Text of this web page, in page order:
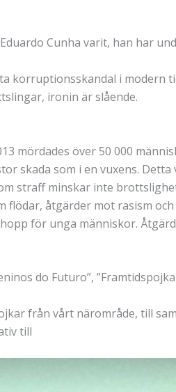
Cunha varit, han har
korruptionsskandal i modern
ironin är slående.
mördades över 50 000
skada som i en vuxens.
straff minskar inte
flödar, åtgärder mot rasism
för unga människor.
do Futuro”,
från vårt närområde, till
till